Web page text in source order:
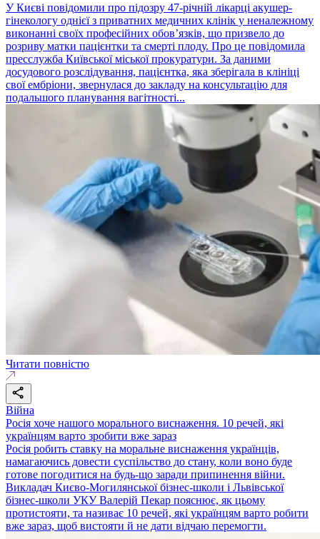
У Києві повідомили про підозру 47-річній лікарці акушер-
гінекологу однієї з приватних медичних клінік у неналежному
виконанні своїх професійних обов’язків, що призвело до
розриву матки пацієнтки та смерті плоду. Про це повідомила
пресслужба Київської міської прокуратури. За даними
досудового розслідування, пацієнтка, яка зберігала в клініці
свої ембріони, звернулася до закладу на консультацію для
подальшого планування вагітності...
Читати повністю
Війна
Росія хоче нашого морального виснаження. 10 речей, які
українцям варто зробити вже зараз
Росія робить ставку на моральне виснаження українців,
намагаючись довести суспільство до стану, коли воно буде
готове погодитися на будь-що заради припинення війни.
Викладач Києво-Могилянської бізнес-школи і Львівської
бізнес-школи УКУ Валерій Пекар пояснює, як цьому
протистояти, та називає 10 речей, які українцям варто робити
вже зараз, щоб вистояти й не дати відчаю перемогти.